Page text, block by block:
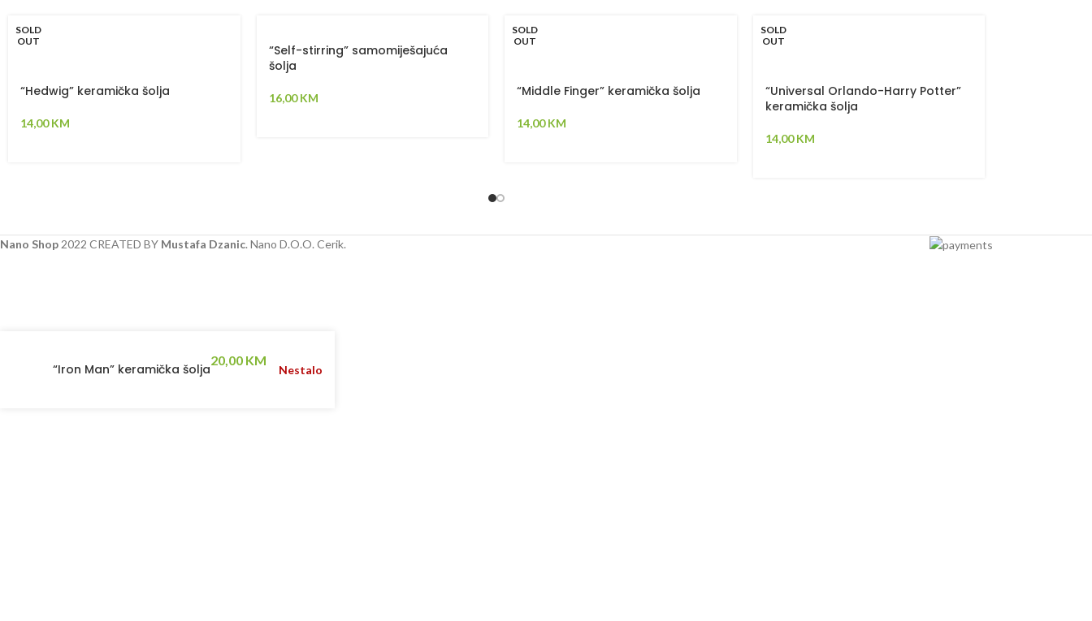
SOLD
OUT
“Hedwig” keramička šolja
14,00KM
“Self-stirring” samomiješajuća
šolja
16,00KM
SOLD
OUT
“Middle Finger” keramička šolja
14,00KM
SOLD
OUT
“Universal Orlando-Harry Potter”
keramička šolja
14,00KM
Nano Shop 2022 CREATED BY Mustafa Dzanic. Nano D.O.O. Cerik.
“Iron Man” keramička šolja
20,00 KM
Nestalo